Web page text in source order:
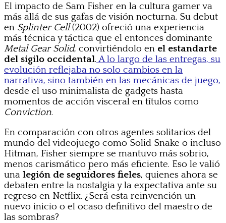
El impacto de Sam Fisher en la cultura gamer va
más allá de sus gafas de visión nocturna. Su debut
en Splinter Cell(2002) ofreció una experiencia
más técnica y táctica que el entonces dominante
Metal Gear Solid, convirtiéndolo en el estandarte
del sigilo occidental. A lo largo de las entregas, su
evolución reflejaba no solo cambios en la
narrativa, sino también en las mecánicas de juego,
desde el uso minimalista de gadgets hasta
momentos de acción visceral en títulos como
Conviction.
En comparación con otros agentes solitarios del
mundo del videojuego como Solid Snake o incluso
Hitman, Fisher siempre se mantuvo más sobrio,
menos carismático pero más eficiente. Eso le valió
una legión de seguidores fieles, quienes ahora se
debaten entre la nostalgia y la expectativa ante su
regreso en Netflix. ¿Será esta reinvención un
nuevo inicio o el ocaso definitivo del maestro de
las sombras?